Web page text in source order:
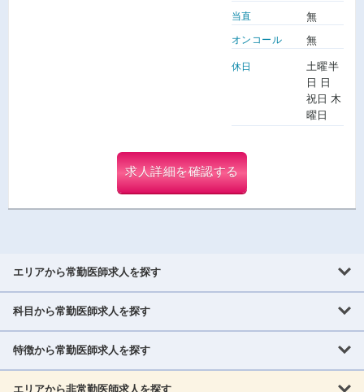
当直 無
オンコール 無
休日
土曜半
日 日
祝日 木
曜日
求人詳細を確認する
エリアから常勤医師求人を探す
北海道・東北
北海道 青森県 岩手県
科目から常勤医師求人を探す
内科系
消化器科 呼吸器科
特徴から常勤医師求人を探す
エリアから非常勤医師求人を探す